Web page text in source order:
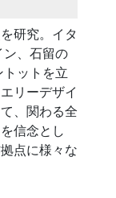
研究。イタ
ン、石留の
ットを立
リーデザイ
、関わる全
信念とし
点に様々な